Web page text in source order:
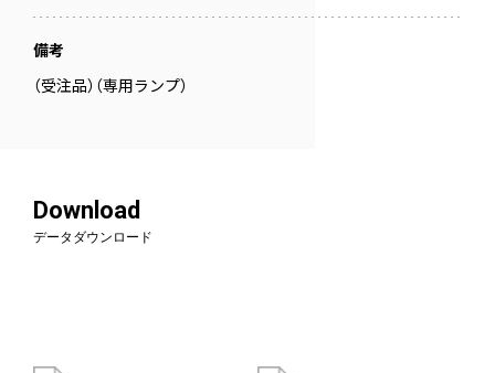
備考
（受注品）（専用ランプ）
Download
データダウンロード